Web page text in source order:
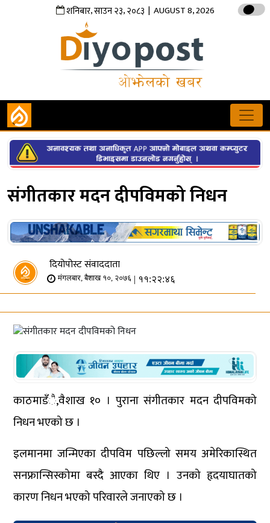
शनिबार,साउन२३,२०८३ | AUGUST 8, 2026
संगीतकार मदन दीपविमको निधन
दियोपोस्ट संवाददाता
मंगलबार, बैशाख १०, २०७६ | ११:२२:४६
काठमाडँै,वैशाख १० । पुराना संगीतकार मदन दीपविमको
निधन भएको छ ।
इलमानमा जन्मिएका दीपविम पछिल्लो समय अमेरिकास्थित
सनफ्रान्सिस्कोमा बस्दै आएका थिए । उनको हृदयाघातको
कारण निधन भएको परिवारले जनाएको छ ।